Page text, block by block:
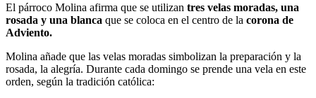
El párroco Molina afirma que se utilizan tres velas moradas, una
rosada y una blanca que se coloca en el centro de la corona de
Adviento.
Molina añade que las velas moradas simbolizan la preparación y la
rosada, la alegría. Durante cada domingo se prende una vela en este
orden, según la tradición católica: